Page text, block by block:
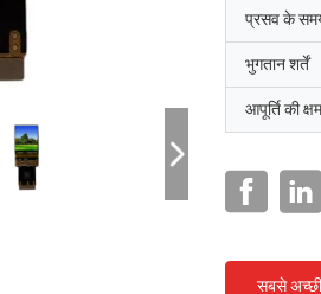
प्रसव के
भुगतान शर्तें
आपूर्ति की
सबसे